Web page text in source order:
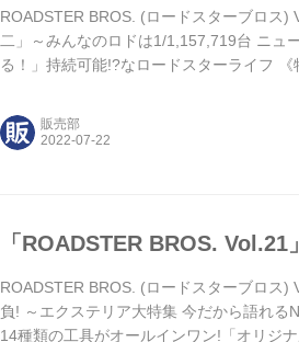
ROADSTER BROS. (ロードスターブロス
二」～みんなのロドは1/1,157,719台 ニュ
る！」持続可能!?なロードスターライフ
行われるミーティング情報などを収録。冒
販売部
「ROADSTER BROS. Vol.21
ROADSTER BROS. (ロードスターブロス
負! ～エクステリア大特集 今だから語れる
14種類の工具がオールインワン!「オリジ